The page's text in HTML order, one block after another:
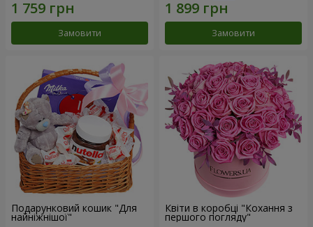
Замовити Замовити
Подарунковий кошик "Для
найніжнішої"
Квіти в коробці "Кохання з
першого погляду"